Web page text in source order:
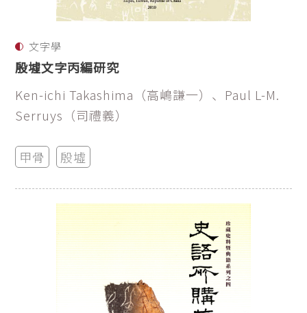
文字學
殷墟文字丙編研究
Ken-ichi Takashima（高嶋謙一）、Paul L-M.
Serruys（司禮義）
甲骨 殷墟